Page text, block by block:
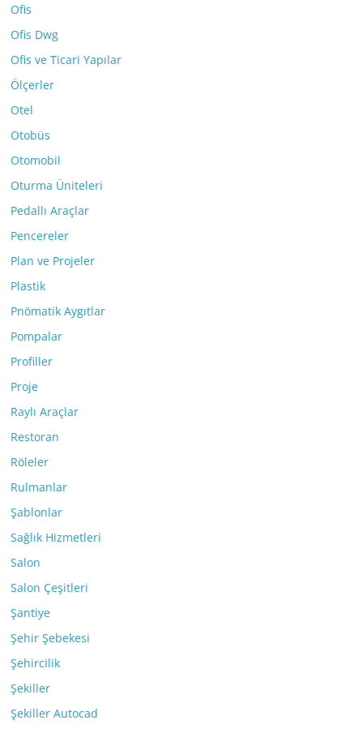
Ofis
Ofis Dwg
Ofis ve Ticari Yapılar
Ölçerler
Otel
Otobüs
Otomobil
Oturma Üniteleri
Pedallı Araçlar
Pencereler
Plan ve Projeler
Plastik
Pnömatik Aygıtlar
Pompalar
Profiller
Proje
Raylı Araçlar
Restoran
Röleler
Rulmanlar
Şablonlar
Sağlık Hizmetleri
Salon
Salon Çeşitleri
Şantiye
Şehir Şebekesi
Şehircilik
Şekiller
Şekiller Autocad